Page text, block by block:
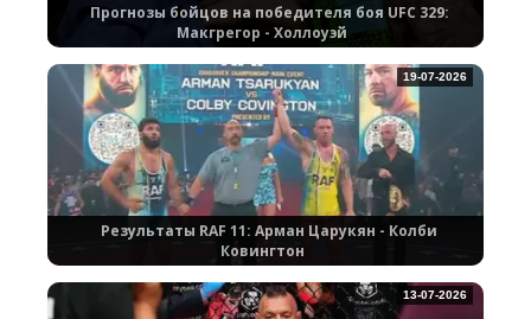
Прогнозы бойцов на победителя боя UFC 329:
Макгрегор - Холлоуэй
Результаты RAF 11: Арман Царукян - Колби
Ковингтон
19-07-2026
13-07-2026